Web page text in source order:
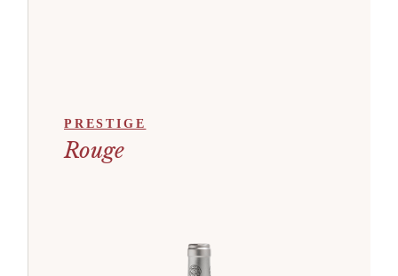
PRESTIGE
Rouge